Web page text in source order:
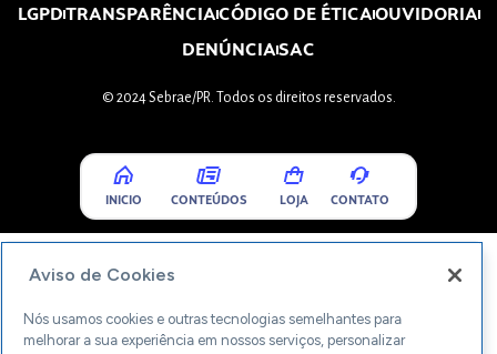
LGPDTRANSPARÊNCIACÓDIGO DE ÉTICAOUVIDORIA
DENÚNCIASAC
© 2024 Sebrae/PR. Todos os direitos reservados.
INICIO CONTEÚDOS LOJA CONTATO
Aviso de Cookies
Nós usamos cookies e outras tecnologias semelhantes para
melhorar a sua experiência em nossos serviços, personalizar